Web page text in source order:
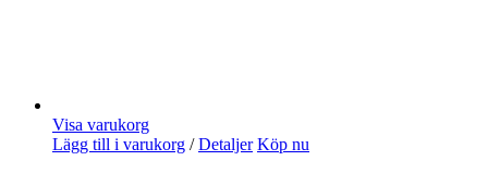
Visa varukorg
Lägg till i varukorg / Detaljer Köp nu